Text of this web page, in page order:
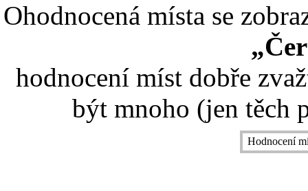
Ohodnocená místa se
hodnocení míst dobře
být mnoho (jen těch
Hodnocení